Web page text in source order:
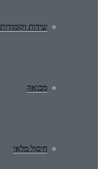
שידות וקומודות
מבואה
חיסול מלאי